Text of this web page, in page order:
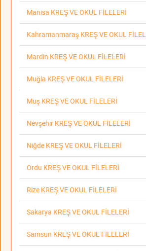
Manisa KREŞ VE OKUL FİLELERİ
Kahramanmaraş KREŞ VE OKUL
Mardin KREŞ VE OKUL FİLELERİ
Muğla KREŞ VE OKUL FİLELERİ
Muş KREŞ VE OKUL FİLELERİ
Nevşehir KREŞ VE OKUL FİLELERİ
Niğde KREŞ VE OKUL FİLELERİ
Ordu KREŞ VE OKUL FİLELERİ
Rize KREŞ VE OKUL FİLELERİ
Sakarya KREŞ VE OKUL FİLELERİ
Samsun KREŞ VE OKUL FİLELERİ